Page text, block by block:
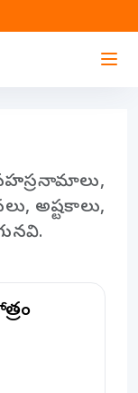
సహస్రనామాలు,
అష్టకాలు,